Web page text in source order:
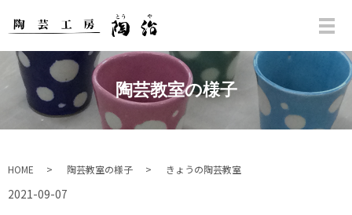
陶芸教室の様子
HOME 陶芸教室の様子 きょうの陶芸教室
2021-09-07